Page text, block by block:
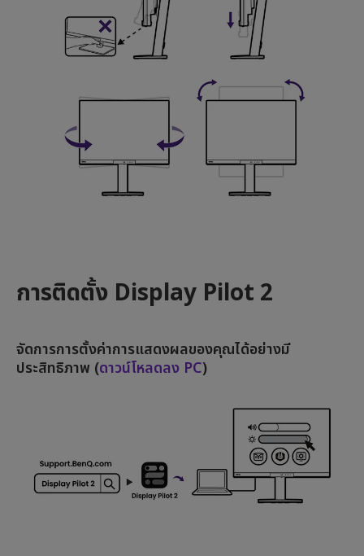
การติดตั้ง Display Pilot 2
จัดการการตั้งค่าการแสดงผลของคุณได้อย่างมี
ประสิทธิภาพ (ดาวน์โหลดลง PC)